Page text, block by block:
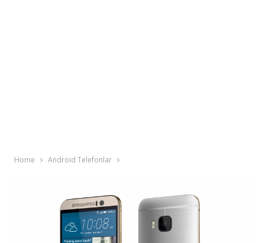
Home Android Telefonlar